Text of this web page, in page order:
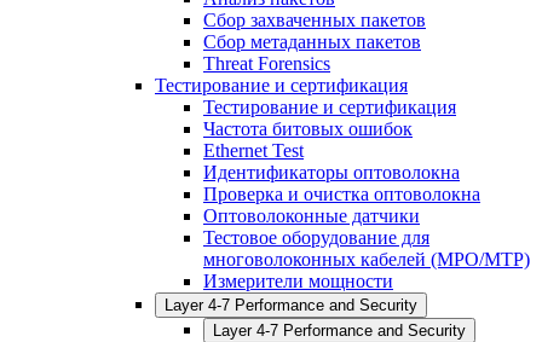
Сбор захваченных пакетов
Сбор метаданных пакетов
Threat Forensics
Тестирование и сертификация
Тестирование и сертификация
Частота битовых ошибок
Ethernet Test
Идентификаторы оптоволокна
Проверка и очистка оптоволокна
Оптоволоконные датчики
Тестовое оборудование для
многоволоконных кабелей (MPO/MTP)
Измерители мощности
Layer 4-7 Performance and Security
Layer 4-7 Performance and Security